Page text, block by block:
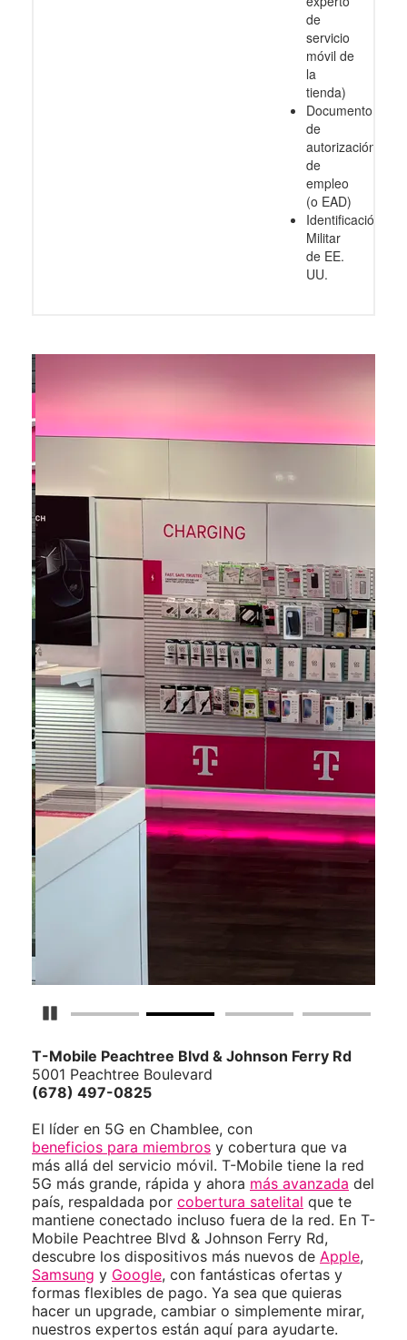
de
servicio
móvil de
la
tienda)
Documento
de
autorización
de
empleo
(o EAD)
Identificación
Militar
de EE.
UU.
Detener carrusel
T-Mobile Peachtree Blvd & Johnson Ferry Rd
5001 Peachtree Boulevard
(678) 497-0825
El líder en 5G en Chamblee, con
beneficios para miembros y cobertura que va
más allá del servicio móvil. T-Mobile tiene la red
5G más grande, rápida y ahora más avanzada del
país, respaldada por cobertura satelital que te
mantiene conectado incluso fuera de la red. En T-
Mobile Peachtree Blvd & Johnson Ferry Rd,
descubre los dispositivos más nuevos de Apple,
Samsung y Google, con fantásticas ofertas y
formas flexibles de pago. Ya sea que quieras
hacer un upgrade, cambiar o simplemente mirar,
nuestros expertos están aquí para ayudarte.